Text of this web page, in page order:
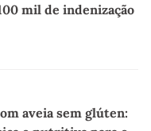
mil de indenização
aveia sem glúten: